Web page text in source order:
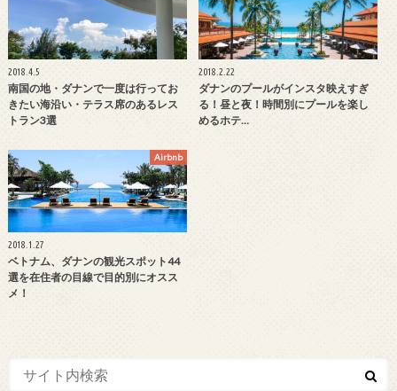
2018.4.5
南国の地・ダナンで一度は行ってお
きたい海沿い・テラス席のあるレス
トラン3選
2018.2.22
ダナンのプールがインスタ映えすぎ
る！昼と夜！時間別にプールを楽し
めるホテ…
Airbnb
2018.1.27
ベトナム、ダナンの観光スポット44
選を在住者の目線で目的別にオスス
メ！